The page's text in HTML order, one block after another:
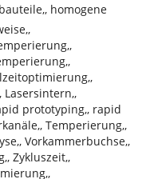
homogene
Lasersintern,,
prototyping,, rapid
Temperierung,,
Vorkammerbuchse,,
Zykluszeit,,